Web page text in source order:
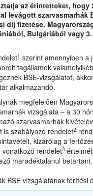
az érintetteket,
levágott szarvasmarhák
díj fizetése.
Bulgáriából vagy
1 szerint amennyiben a
tagállamok
BSE-vizsgálatot,
alkalmazandó.
megfelelően
vizsgálata – a 30
szarvasmarhák
is szabályozó rendelet2
kizárólag a
rendelet3
maradéktalanul
BSE vizsgálatának térítési